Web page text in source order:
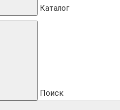
Каталог
Поиск